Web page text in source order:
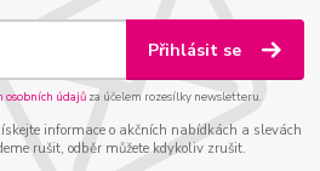
Přihlásit se
osobních údajůza účelem rozesílky newsletteru.
informace o akčních nabídkách a slevách
rušit, odběr můžete kdykoliv zrušit.